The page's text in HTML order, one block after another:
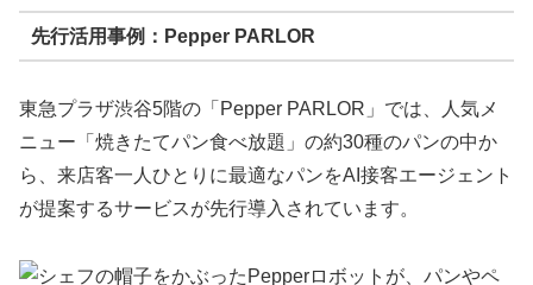
先行活用事例：Pepper PARLOR
東急プラザ渋谷5階の「Pepper PARLOR」では、人気メ
ニュー「焼きたてパン食べ放題」の約30種のパンの中か
ら、来店客一人ひとりに最適なパンをAI接客エージェント
が提案するサービスが先行導入されています。